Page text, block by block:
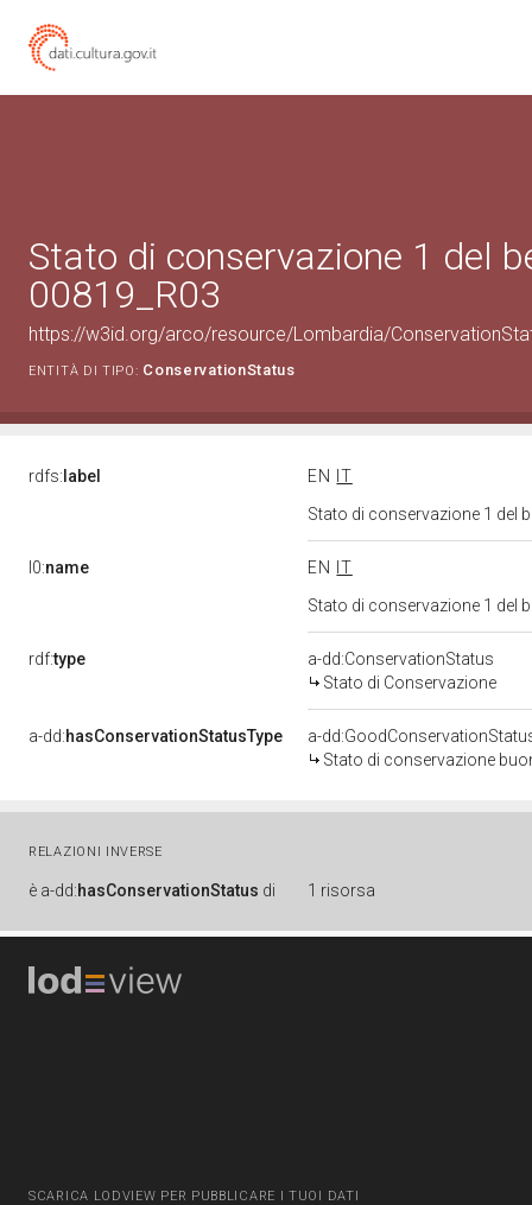
Stato di conservazione 1 del
00819_R03
https://w3id.org/arco/resource/Lombardia/
ENTITÀ DI TIPO: ConservationStatus
rdfs: label EN
IT
Stato di conservazione 1 del
l0:name EN
IT
Stato di conservazione 1 del
rdf:type
a-dd:ConservationStatus
Stato di Conservazione
a-dd:hasConservationStatusType
a-
Stato di conservazione
RELAZIONI INVERSE
è a-dd:hasConservationStatus di 1 risorsa
SCARICA LODVIEW PER PUBBLICARE I TUOI DATI